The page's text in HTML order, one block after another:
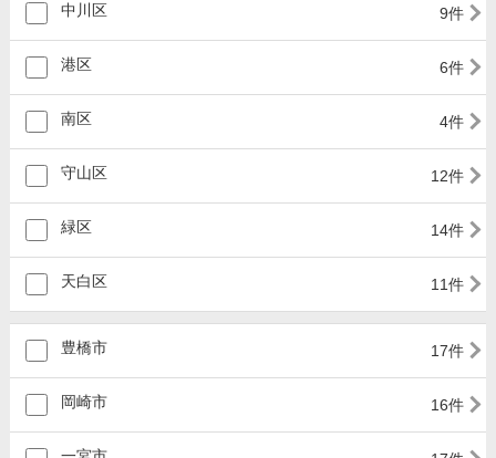
中川区 9件
港区 6件
南区 4件
守山区 12件
緑区 14件
天白区 11件
豊橋市 17件
岡崎市 16件